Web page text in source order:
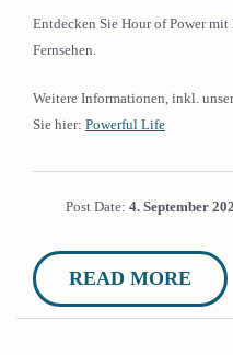
Entdecken Sie Hour of Power
Fernsehen.
Weitere Informationen, inkl.
Sie hier: Powerful Life
Post Date: 4. September
READ MORE